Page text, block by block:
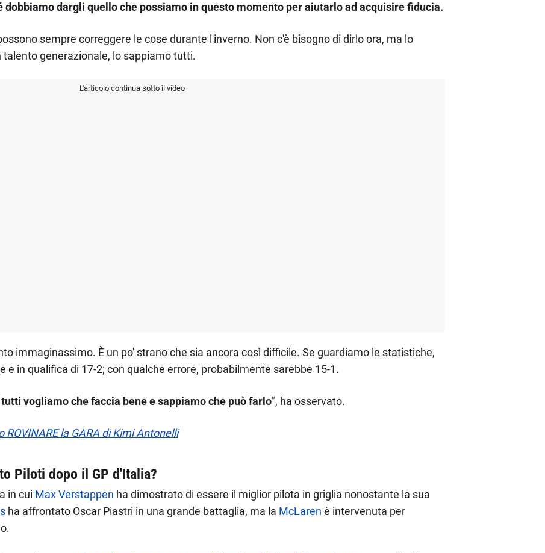
dargli quello che possiamo in questo momento per aiutarlo ad acquisire fiducia.
sempre correggere le cose durante l'inverno. Non c'è bisogno di dirlo ora, ma lo
generazionale, lo sappiamo tutti.
L'articolo continua sotto il video
immaginassimo. È un po' strano che sia ancora così difficile. Se guardiamo le statistiche,
e in qualifica di 17-2; con qualche errore, probabilmente sarebbe 15-1.
tutti vogliamo che faccia bene e sappiamo che può farlo", ha osservato.
la GARA di Kimi Antonelli
Piloti dopo il GP d'Italia?
in cui Max Verstappen ha dimostrato di essere il miglior pilota in griglia nonostante la sua
ha affrontato Oscar Piastri in una grande battaglia, ma la McLaren è intervenuta per